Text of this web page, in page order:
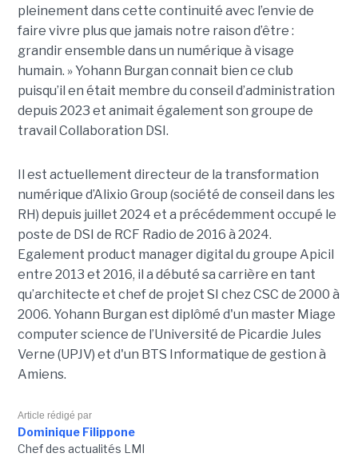
pleinement dans cette continuité avec l’envie de
faire vivre plus que jamais notre raison d’être :
grandir ensemble dans un numérique à visage
humain. »Yohann Burgan connait bien ce club
puisqu’il en était membre du conseil d’administration
depuis 2023 et animait également son groupe de
travail Collaboration DSI.
Il est actuellement directeur de la transformation
numérique d’Alixio Group (société de conseil dans les
RH) depuis juillet 2024 et a précédemment occupé le
poste de DSI de RCF Radio de 2016 à 2024.
Egalement product manager digital du groupe Apicil
entre 2013 et 2016, il a débuté sa carrière en tant
qu’architecte et chef de projet SI chez CSC de 2000 à
2006. Yohann Burgan est diplômé d'un master Miage
computer science de l’Université de Picardie Jules
Verne (UPJV) et d'un BTS Informatique de gestion à
Amiens.
Article rédigé par
Dominique Filippone
Chef des actualités LMI